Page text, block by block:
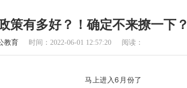
策有多好？！确定不来撩一下？
教育 时间：2022-06-01 12:57:20 阅读：
马上进入6月份了